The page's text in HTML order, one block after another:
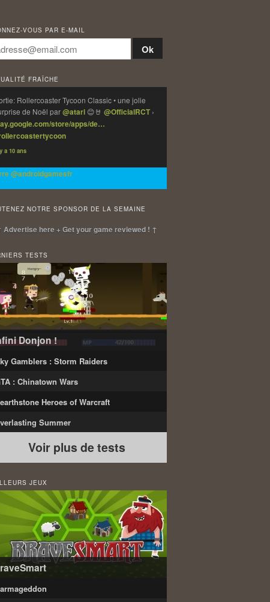
VOUS PAR E-MAIL
FRAÎCHE
Rollercoaster Tycoon Classic • une jolie
de Noël par@atari 😊🤘 @OfficialRCT ›
store/apps/de…
a 10 ans
@androidgamesfr
NOTRE SPONSOR DE LA SEMAINE
Advertise here + Get your game reviewed ! ↑
TESTS
Donjon !
Gamblers : Storm Raiders
: Chinatown Wars
Heroes of Warcraft
Summer
Voir plus de tests
JEUX